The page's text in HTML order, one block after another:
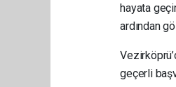
hayata
ardından
geçerli